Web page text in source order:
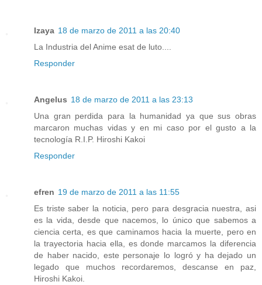
Izaya 18 de marzo de 2011 a las 20:40
La Industria del Anime esat de luto....
Responder
Angelus 18 de marzo de 2011 a las 23:13
Una gran perdida para la humanidad ya que sus obras
marcaron muchas vidas y en mi caso por el gusto a la
tecnología R.I.P. Hiroshi Kakoi
Responder
efren 19 de marzo de 2011 a las 11:55
Es triste saber la noticia, pero para desgracia nuestra, asi
es la vida, desde que nacemos, lo único que sabemos a
ciencia certa, es que caminamos hacia la muerte, pero en
la trayectoria hacia ella, es donde marcamos la diferencia
de haber nacido, este personaje lo logró y ha dejado un
legado que muchos recordaremos, descanse en paz,
Hiroshi Kakoi.